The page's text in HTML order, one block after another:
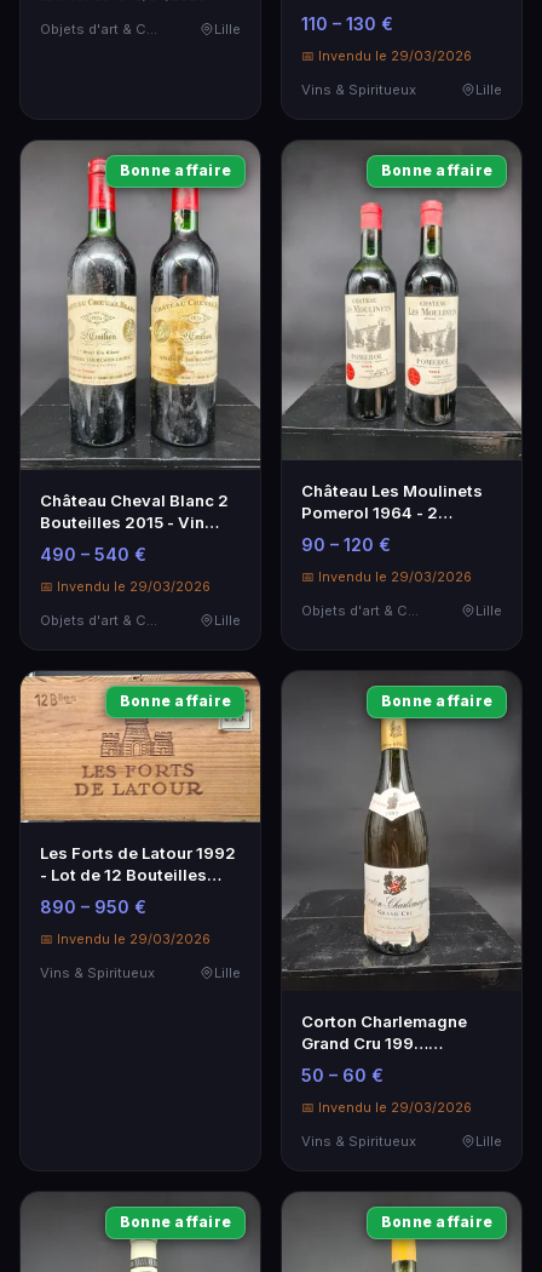
Objets d'art & Curiosités
Lille
Pauillac
110 – 130 €
📅 Invendu le 29/03/2026
Vins & Spiritueux
Lille
Bonne affaire
Château Cheval Blanc 2
Bouteilles 2015 - Vin
Rouge d'Exception
490 – 540 €
📅 Invendu le 29/03/2026
Lille
Bonne affaire
Château Les Moulinets
Pomerol 1964 - 2
Bouteilles
90 – 120 €
📅 Invendu le 29/03/2026
Objets d'art & Curiosités
Lille
Bonne affaire
Les Forts de Latour 1992
- Lot de 12 Bouteilles
CBO Non Ouverte
890 – 950 €
📅 Invendu le 29/03/2026
Vins & Spiritueux
Lille
Bonne affaire
Corton Charlemagne
Grand Cru 199…
Domaine Chevalier - Vin
d'exception
50 – 60 €
📅 Invendu le 29/03/2026
Vins & Spiritueux
Lille
Bonne affaire Bonne affaire